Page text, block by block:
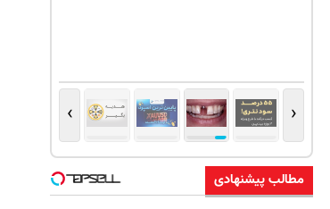
‹
›
مطالب پیشنهادی